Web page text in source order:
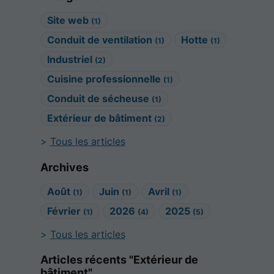
Site web (1)
Conduit de ventilation (1) Hotte (1)
Industriel (2)
Cuisine professionnelle (1)
Conduit de sécheuse (1)
Extérieur de bâtiment (2)
Tous les articles
Archives
Août (1) Juin (1) Avril (1)
Février (1) 2026 (4) 2025 (5)
Tous les articles
Articles récents "Extérieur de